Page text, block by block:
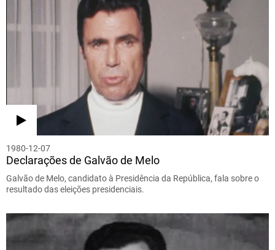
1980-12-07
Declarações de Galvão de Melo
Galvão de Melo, candidato à Presidência da República, fala sobre o
resultado das eleições presidenciais.